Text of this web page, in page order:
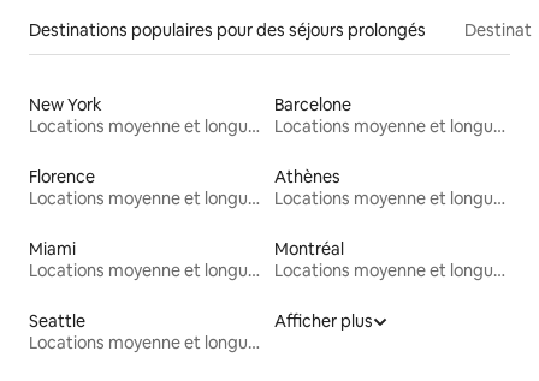
Destinations populaires pour des séjours prolongés
New York
Locations moyenne et longue durée
Barcelone
Locations moyenne et longue durée
Florence
Locations moyenne et longue durée
Athènes
Locations moyenne et longue durée
Miami
Locations moyenne et longue durée
Montréal
Locations moyenne et longue durée
Seattle
Locations moyenne et longue durée
Afficher plus